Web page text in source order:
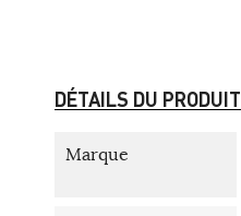
DÉTAILS DU PRODUIT
Marque